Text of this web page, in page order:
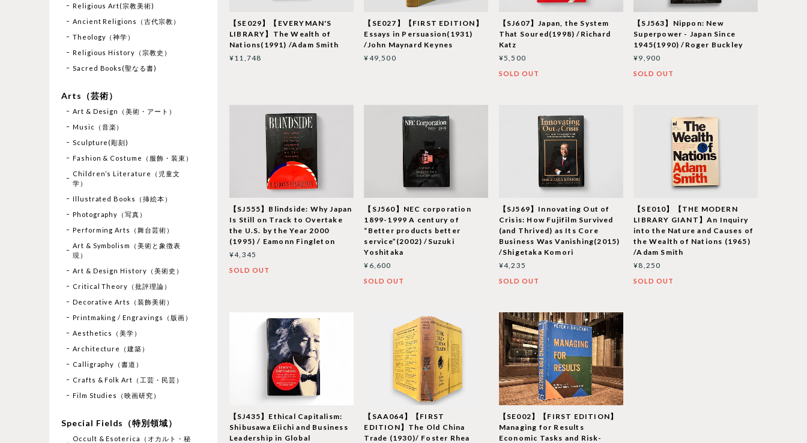
【SE029】【EVERYMAN'S
LIBRARY】The Wealth of
Nations(1991) /Adam Smith
¥11,748
【SE027】【FIRST EDITION】
Essays in Persuasion(1931)
/John Maynard Keynes
¥49,500
【SJ607】Japan, the System
That Soured(1998) /Richard
Katz
¥5,500
SOLD OUT
【SJ563】Nippon: New
Superpower - Japan Since
1945(1990) /Roger Buckley
¥9,900
SOLD OUT
【SJ555】Blindside: Why Japan
Is Still on Track to Overtake
the U.S. by the Year 2000
(1995) / Eamonn Fingleton
¥4,345
SOLD OUT
【SJ560】NEC corporation
1899-1999 A century of
“Better products better
service”(2002) /Suzuki
Yoshitaka
¥6,600
SOLD OUT
【SJ569】Innovating Out of
Crisis: How Fujifilm Survived
(and Thrived) as Its Core
Business Was Vanishing(2015)
/Shigetaka Komori
¥4,235
SOLD OUT
【SE010】【THE MODERN
LIBRARY GIANT】An Inquiry
into the Nature and Causes of
the Wealth of Nations (1965)
/Adam Smith
¥8,250
SOLD OUT
【SJ435】Ethical Capitalism:
Shibusawa Eiichi and Business
Leadership in Global
【SAA064】【FIRST
EDITION】The Old China
Trade (1930)/ Foster Rhea
【SE002】【FIRST EDITION】
Managing for Results
Economic Tasks and Risk-
Religious Art(宗教美術)
Ancient Religions（古代宗教）
Theology（神学）
Religious History（宗教史）
Sacred Books(聖なる書)
Arts（芸術）
Art & Design（美術・アート）
Music（音楽）
Sculpture(彫刻)
Fashion & Costume（服飾・装束）
Children’s Literature（児童文
学）
Illustrated Books（挿絵本）
Photography（写真）
Performing Arts（舞台芸術）
Art & Symbolism（美術と象徴表
現）
Art & Design History（美術史）
Critical Theory（批評理論）
Decorative Arts（装飾美術）
Printmaking / Engravings（版画）
Aesthetics（美学）
Architecture（建築）
Calligraphy（書道）
Crafts & Folk Art（工芸・民芸）
Film Studies（映画研究）
Special Fields（特別領域）
Occult & Esoterica（オカルト・秘